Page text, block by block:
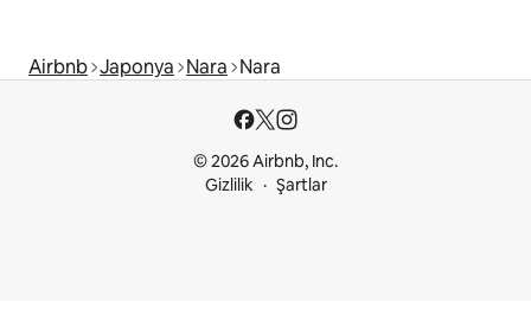
Airbnb Japonya Nara Nara
© 2026 Airbnb, Inc.
Gizlilik
Şartlar